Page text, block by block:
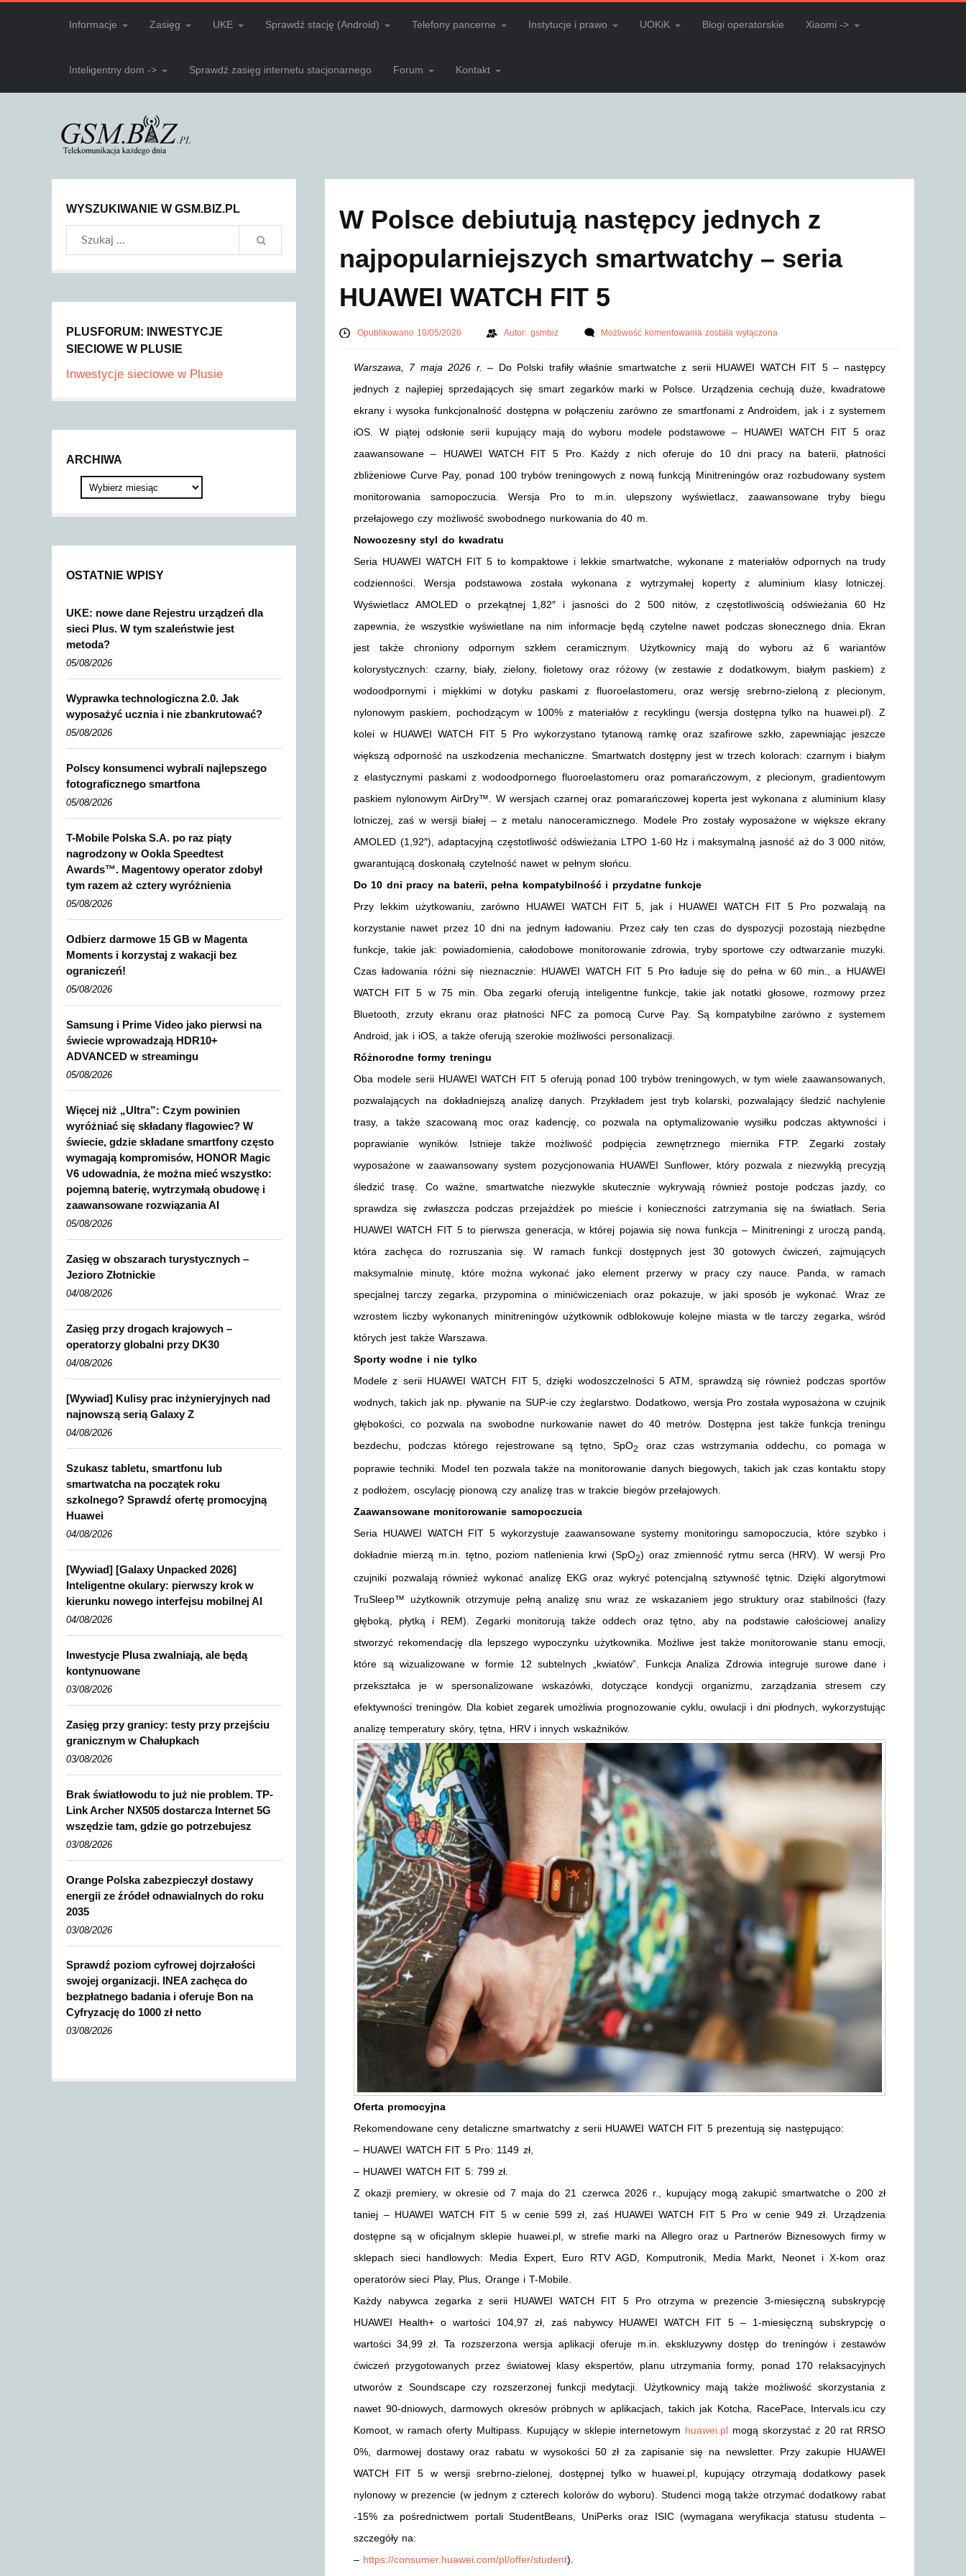
Informacje Zasięg UKE Sprawdź stację (Android) Telefony pancerne Instytucje i prawo UOKiK Blogi operatorskie Xiaomi ->
Inteligentny dom -> Sprawdź zasięg internetu stacjonarnego Forum Kontakt
W Polsce debiutują następcy jednych z
najpopularniejszych smartwatchy – seria
HUAWEI WATCH FIT 5
Opublikowano 10/05/2026 Autor: gsmbiz Możliwość komentowaniazostała wyłączona
Warszawa, 7 maja 2026 r. – Do Polski trafiły właśnie smartwatche z serii HUAWEI WATCH FIT 5 – następcy
jednych z najlepiej sprzedających się smart zegarków marki w Polsce. Urządzenia cechują duże, kwadratowe
ekrany i wysoka funkcjonalność dostępna w połączeniu zarówno ze smartfonami z Androidem, jak i z systemem
iOS. W piątej odsłonie serii kupujący mają do wyboru modele podstawowe – HUAWEI WATCH FIT 5 oraz
zaawansowane – HUAWEI WATCH FIT 5 Pro. Każdy z nich oferuje do 10 dni pracy na baterii, płatności
zbliżeniowe Curve Pay, ponad 100 trybów treningowych z nową funkcją Minitreningów oraz rozbudowany system
monitorowania samopoczucia. Wersja Pro to m.in. ulepszony wyświetlacz, zaawansowane tryby biegu
przełajowego czy możliwość swobodnego nurkowania do 40 m.
Nowoczesny styl do kwadratu
Seria HUAWEI WATCH FIT 5 to kompaktowe i lekkie smartwatche, wykonane z materiałów odpornych na trudy
codzienności. Wersja podstawowa została wykonana z wytrzymałej koperty z aluminium klasy lotniczej.
Wyświetlacz AMOLED o przekątnej 1,82″ i jasności do 2 500 nitów, z częstotliwością odświeżania 60 Hz
zapewnia, że wszystkie wyświetlane na nim informacje będą czytelne nawet podczas słonecznego dnia. Ekran
jest także chroniony odpornym szkłem ceramicznym. Użytkownicy mają do wyboru aż 6 wariantów
kolorystycznych: czarny, biały, zielony, fioletowy oraz różowy (w zestawie z dodatkowym, białym paskiem) z
wodoodpornymi i miękkimi w dotyku paskami z fluoroelastomeru, oraz wersję srebrno-zieloną z plecionym,
nylonowym paskiem, pochodzącym w 100% z materiałów z recyklingu (wersja dostępna tylko na huawei.pl). Z
kolei w HUAWEI WATCH FIT 5 Pro wykorzystano tytanową ramkę oraz szafirowe szkło, zapewniając jeszcze
większą odporność na uszkodzenia mechaniczne. Smartwatch dostępny jest w trzech kolorach: czarnym i białym
z elastycznymi paskami z wodoodpornego fluoroelastomeru oraz pomarańczowym, z plecionym, gradientowym
paskiem nylonowym AirDry™. W wersjach czarnej oraz pomarańczowej koperta jest wykonana z aluminium klasy
lotniczej, zaś w wersji białej – z metalu nanoceramicznego. Modele Pro zostały wyposażone w większe ekrany
AMOLED (1,92″), adaptacyjną częstotliwość odświeżania LTPO 1-60 Hz i maksymalną jasność aż do 3 000 nitów,
gwarantującą doskonałą czytelność nawet w pełnym słońcu.
Do 10 dni pracy na baterii, pełna kompatybilność i przydatne funkcje
Przy lekkim użytkowaniu, zarówno HUAWEI WATCH FIT 5, jak i HUAWEI WATCH FIT 5 Pro pozwalają na
korzystanie nawet przez 10 dni na jednym ładowaniu. Przez cały ten czas do dyspozycji pozostają niezbędne
funkcje, takie jak: powiadomienia, całodobowe monitorowanie zdrowia, tryby sportowe czy odtwarzanie muzyki.
Czas ładowania różni się nieznacznie: HUAWEI WATCH FIT 5 Pro ładuje się do pełna w 60 min., a HUAWEI
WATCH FIT 5 w 75 min. Oba zegarki oferują inteligentne funkcje, takie jak notatki głosowe, rozmowy przez
Bluetooth, zrzuty ekranu oraz płatności NFC za pomocą Curve Pay. Są kompatybilne zarówno z systemem
Android, jak i iOS, a także oferują szerokie możliwości personalizacji.
Różnorodne formy treningu
Oba modele serii HUAWEI WATCH FIT 5 oferują ponad 100 trybów treningowych, w tym wiele zaawansowanych,
pozwalających na dokładniejszą analizę danych. Przykładem jest tryb kolarski, pozwalający śledzić nachylenie
trasy, a także szacowaną moc oraz kadencję, co pozwala na optymalizowanie wysiłku podczas aktywności i
poprawianie wyników. Istnieje także możliwość podpięcia zewnętrznego miernika FTP. Zegarki zostały
wyposażone w zaawansowany system pozycjonowania HUAWEI Sunflower, który pozwala z niezwykłą precyzją
śledzić trasę. Co ważne, smartwatche niezwykle skutecznie wykrywają również postoje podczas jazdy, co
sprawdza się zwłaszcza podczas przejażdżek po mieście i konieczności zatrzymania się na światłach. Seria
HUAWEI WATCH FIT 5 to pierwsza generacja, w której pojawia się nowa funkcja – Minitreningi z uroczą pandą,
która zachęca do rozruszania się. W ramach funkcji dostępnych jest 30 gotowych ćwiczeń, zajmujących
maksymalnie minutę, które można wykonać jako element przerwy w pracy czy nauce. Panda, w ramach
specjalnej tarczy zegarka, przypomina o minićwiczeniach oraz pokazuje, w jaki sposób je wykonać. Wraz ze
wzrostem liczby wykonanych minitreningów użytkownik odblokowuje kolejne miasta w tle tarczy zegarka, wśród
których jest także Warszawa.
Sporty wodne i nie tylko
Modele z serii HUAWEI WATCH FIT 5, dzięki wodoszczelności 5 ATM, sprawdzą się również podczas sportów
wodnych, takich jak np. pływanie na SUP-ie czy żeglarstwo. Dodatkowo, wersja Pro została wyposażona w czujnik
głębokości, co pozwala na swobodne nurkowanie nawet do 40 metrów. Dostępna jest także funkcja treningu
bezdechu, podczas którego rejestrowane są tętno, SpO2
oraz czas wstrzymania oddechu, co pomaga w
poprawie techniki. Model ten pozwala także na monitorowanie danych biegowych, takich jak czas kontaktu stopy
z podłożem, oscylację pionową czy analizę tras w trakcie biegów przełajowych.
Zaawansowane monitorowanie samopoczucia
Seria HUAWEI WATCH FIT 5 wykorzystuje zaawansowane systemy monitoringu samopoczucia, które szybko i
dokładnie mierzą m.in. tętno, poziom natlenienia krwi (SpO2) oraz zmienność rytmu serca (HRV). W wersji Pro
czujniki pozwalają również wykonać analizę EKG oraz wykryć potencjalną sztywność tętnic. Dzięki algorytmowi
TruSleep™ użytkownik otrzymuje pełną analizę snu wraz ze wskazaniem jego struktury oraz stabilności (fazy
głęboką, płytką i REM). Zegarki monitorują także oddech oraz tętno, aby na podstawie całościowej analizy
stworzyć rekomendację dla lepszego wypoczynku użytkownika. Możliwe jest także monitorowanie stanu emocji,
które są wizualizowane w formie 12 subtelnych „kwiatów”. Funkcja Analiza Zdrowia integruje surowe dane i
przekształca je w spersonalizowane wskazówki, dotyczące kondycji organizmu, zarządzania stresem czy
efektywności treningów. Dla kobiet zegarek umożliwia prognozowanie cyklu, owulacji i dni płodnych, wykorzystując
analizę temperatury skóry, tętna, HRV i innych wskaźników.
Oferta promocyjna
Rekomendowane ceny detaliczne smartwatchy z serii HUAWEI WATCH FIT 5 prezentują się następująco:
– HUAWEI WATCH FIT 5 Pro: 1149 zł,
– HUAWEI WATCH FIT 5: 799 zł.
Z okazji premiery, w okresie od 7 maja do 21 czerwca 2026 r., kupujący mogą zakupić smartwatche o 200 zł
taniej – HUAWEI WATCH FIT 5 w cenie 599 zł, zaś HUAWEI WATCH FIT 5 Pro w cenie 949 zł. Urządzenia
dostępne są w oficjalnym sklepie huawei.pl, w strefie marki na Allegro oraz u Partnerów Biznesowych firmy w
sklepach sieci handlowych: Media Expert, Euro RTV AGD, Komputronik, Media Markt, Neonet i X-kom oraz
operatorów sieci Play, Plus, Orange i T-Mobile.
Każdy nabywca zegarka z serii HUAWEI WATCH FIT 5 Pro otrzyma w prezencie 3-miesięczną subskrypcję
HUAWEI Health+ o wartości 104,97 zł, zaś nabywcy HUAWEI WATCH FIT 5 – 1-miesięczną subskrypcję o
wartości 34,99 zł. Ta rozszerzona wersja aplikacji oferuje m.in. ekskluzywny dostęp do treningów i zestawów
ćwiczeń przygotowanych przez światowej klasy ekspertów, planu utrzymania formy, ponad 170 relaksacyjnych
utworów z Soundscape czy rozszerzonej funkcji medytacji. Użytkownicy mają także możliwość skorzystania z
nawet 90-dniowych, darmowych okresów próbnych w aplikacjach, takich jak Kotcha, RacePace, Intervals.icu czy
Komoot, w ramach oferty Multipass. Kupujący w sklepie internetowym huawei.pl mogą skorzystać z 20 rat RRSO
0%, darmowej dostawy oraz rabatu w wysokości 50 zł za zapisanie się na newsletter. Przy zakupie HUAWEI
WATCH FIT 5 w wersji srebrno-zielonej, dostępnej tylko w huawei.pl, kupujący otrzymają dodatkowy pasek
nylonowy w prezencie (w jednym z czterech kolorów do wyboru). Studenci mogą także otrzymać dodatkowy rabat
-15% za pośrednictwem portali StudentBeans, UniPerks oraz ISIC (wymagana weryfikacja statusu studenta –
szczegóły na:
– https://consumer.huawei.com/pl/offer/student).
WYSZUKIWANIE W GSM.BIZ.PL
PLUSFORUM: INWESTYCJE
SIECIOWE W PLUSIE
Inwestycje sieciowe w Plusie
ARCHIWA
OSTATNIE WPISY
UKE: nowe dane Rejestru urządzeń dla
sieci Plus. W tym szaleństwie jest
metoda?
05/08/2026
Wyprawka technologiczna 2.0. Jak
wyposażyć ucznia i nie zbankrutować?
05/08/2026
Polscy konsumenci wybrali najlepszego
fotograficznego smartfona
05/08/2026
T-Mobile Polska S.A. po raz piąty
nagrodzony w Ookla Speedtest
Awards™. Magentowy operator zdobył
tym razem aż cztery wyróżnienia
05/08/2026
Odbierz darmowe 15 GB w Magenta
Moments i korzystaj z wakacji bez
ograniczeń!
05/08/2026
Samsung i Prime Video jako pierwsi na
świecie wprowadzają HDR10+
ADVANCED w streamingu
05/08/2026
Więcej niż „Ultra”: Czym powinien
wyróżniać się składany flagowiec? W
świecie, gdzie składane smartfony często
wymagają kompromisów, HONOR Magic
V6 udowadnia, że można mieć wszystko:
pojemną baterię, wytrzymałą obudowę i
zaawansowane rozwiązania AI
05/08/2026
Zasięg w obszarach turystycznych –
Jezioro Złotnickie
04/08/2026
Zasięg przy drogach krajowych –
operatorzy globalni przy DK30
04/08/2026
[Wywiad] Kulisy prac inżynieryjnych nad
najnowszą serią Galaxy Z
04/08/2026
Szukasz tabletu, smartfonu lub
smartwatcha na początek roku
szkolnego? Sprawdź ofertę promocyjną
Huawei
04/08/2026
[Wywiad] [Galaxy Unpacked 2026]
Inteligentne okulary: pierwszy krok w
kierunku nowego interfejsu mobilnej AI
04/08/2026
Inwestycje Plusa zwalniają, ale będą
kontynuowane
03/08/2026
Zasięg przy granicy: testy przy przejściu
granicznym w Chałupkach
03/08/2026
Brak światłowodu to już nie problem. TP-
Link Archer NX505 dostarcza Internet 5G
wszędzie tam, gdzie go potrzebujesz
03/08/2026
Orange Polska zabezpieczył dostawy
energii ze źródeł odnawialnych do roku
2035
03/08/2026
Sprawdź poziom cyfrowej dojrzałości
swojej organizacji. INEA zachęca do
bezpłatnego badania i oferuje Bon na
Cyfryzację do 1000 zł netto
03/08/2026